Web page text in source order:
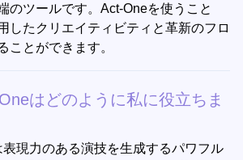
のツールです。Act-Oneを使うこと
したクリエイティビティと革新のフロ
ことができます。
はどのように私に役立ちま
表現力のある演技を生成するパワフル